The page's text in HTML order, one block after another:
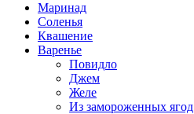
Маринад
Соленья
Квашение
Варенье
Повидло
Джем
Желе
Из замороженных ягод